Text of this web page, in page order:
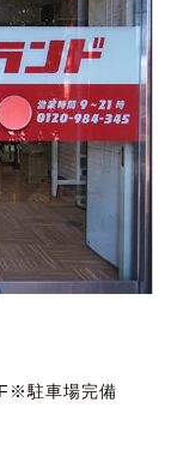
駐車場完備